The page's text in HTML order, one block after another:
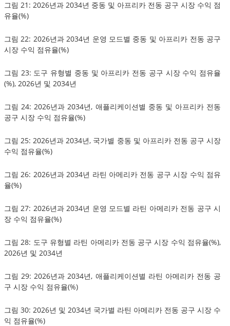
그림 21: 2026년과 2034년 중동 및 아프리카 전동 공구 시장 수익 점
유율(%)
그림 22: 2026년과 2034년 운영 모드별 중동 및 아프리카 전동 공구
시장 수익 점유율(%)
그림 23: 도구 유형별 중동 및 아프리카 전동 공구 시장 수익 점유율
(%), 2026년 및 2034년
그림 24: 2026년과 2034년, 애플리케이션별 중동 및 아프리카 전동
공구 시장 수익 점유율(%)
그림 25: 2026년과 2034년, 국가별 중동 및 아프리카 전동 공구 시장
수익 점유율(%)
그림 26: 2026년과 2034년 라틴 아메리카 전동 공구 시장 수익 점유
율(%)
그림 27: 2026년과 2034년 운영 모드별 라틴 아메리카 전동 공구 시
장 수익 점유율(%)
그림 28: 도구 유형별 라틴 아메리카 전동 공구 시장 수익 점유율(%),
2026년 및 2034년
그림 29: 2026년과 2034년, 애플리케이션별 라틴 아메리카 전동 공
구 시장 수익 점유율(%)
그림 30: 2026년 및 2034년 국가별 라틴 아메리카 전동 공구 시장 수
익 점유율(%)